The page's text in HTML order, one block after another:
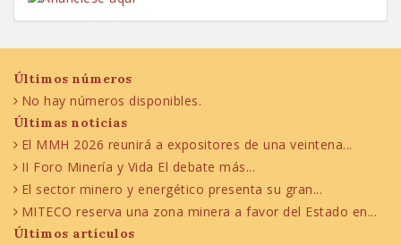
Últimos números
No hay números disponibles.
Últimas noticias
El MMH 2026 reunirá a expositores de una veintena...
II Foro Minería y Vida El debate más...
El sector minero y energético presenta su gran...
MITECO reserva una zona minera a favor del Estado en...
Últimos artículos